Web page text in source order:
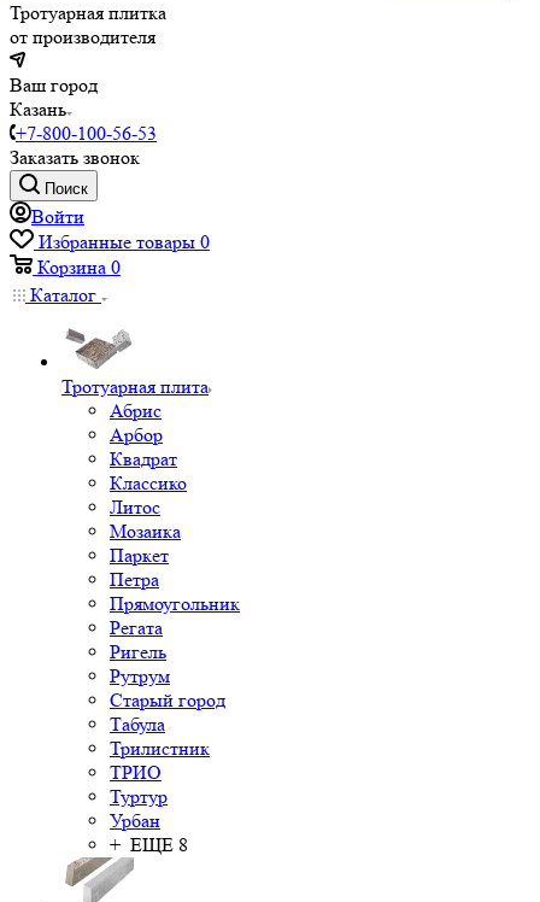
Тротуарная плитка
от производителя
Ваш город
Казань
+7-800-100-56-53
Заказать звонок
Поиск
Войти
Избранные товары 0
Корзина 0
Каталог
Тротуарная плита
Абрис
Арбор
Квадрат
Классико
Литос
Мозаика
Паркет
Петра
Прямоугольник
Регата
Ригель
Рутрум
Старый город
Табула
Трилистник
ТРИО
Туртур
Урбан
+ ЕЩЕ 8